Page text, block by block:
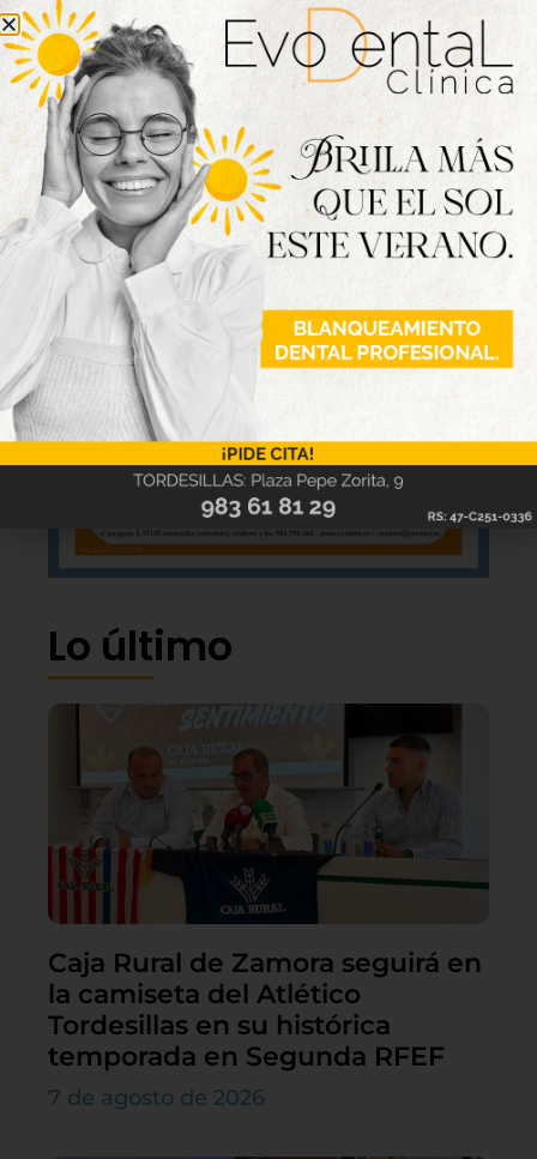
Lo último
Caja Rural de Zamora seguirá en
la camiseta del Atlético
Tordesillas en su histórica
temporada en Segunda RFEF
7 de agosto de 2026